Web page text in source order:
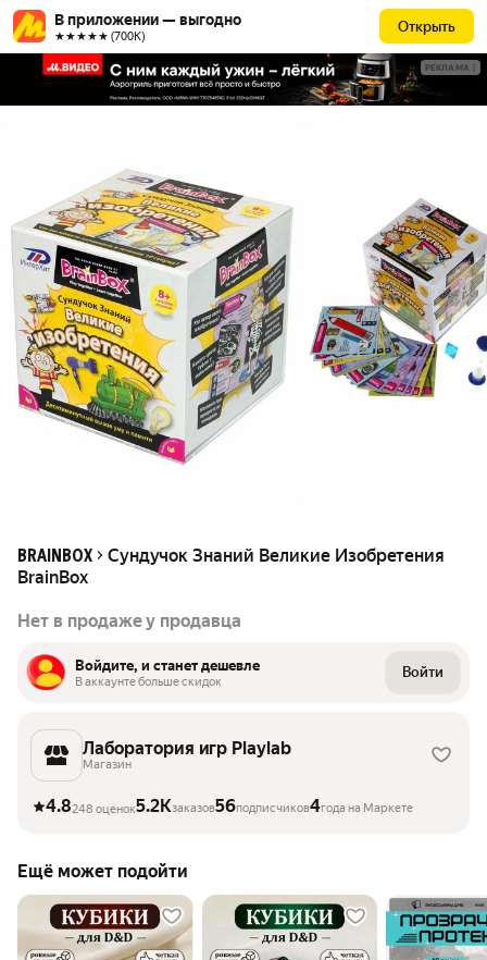
В приложении — выгодно
★★★★★ (700К)
Открыть
РЕКЛАМА
BRAINBOX
Сундучок Знаний Великие Изобретения
BrainBox
Нет в продаже у продавца
Войдите, и станет дешевле
В аккаунте больше скидок
Войти
Лаборатория игр Playlab
Магазин
4.8248 оценок5.2Kзаказов56подписчиков4года на Маркете
Ещё может подойти